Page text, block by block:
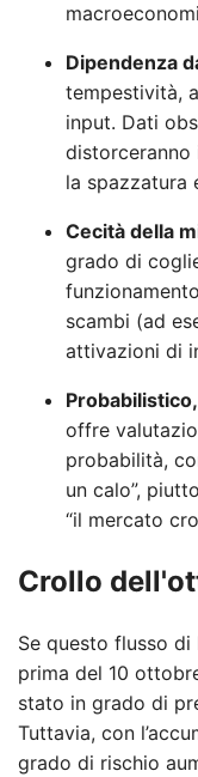
Dipendenza
tempestività,
input. Dati
distorceranno
la spazzatura
Cecità della
grado di
scambi (ad
attivazioni di
offre
probabilità,
un calo”,
“il mercato
Crollo
Se questo flusso
prima del 10
stato in grado di
Tuttavia, con
grado di rischio